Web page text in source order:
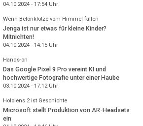
04.10.2024 - 17:54Uhr
Wenn Betonklötze vom Himmel fallen
Jenga ist nur etwas für kleine Kinder?
Mitnichten!
04.10.2024 - 14:15Uhr
Hands-on
Das Google Pixel 9 Pro vereint KI und
hochwertige Fotografie unter einer Haube
03.10.2024 - 17:12Uhr
Hololens 2 ist Geschichte
Microsoft stellt Produktion von AR-Headsets
ein